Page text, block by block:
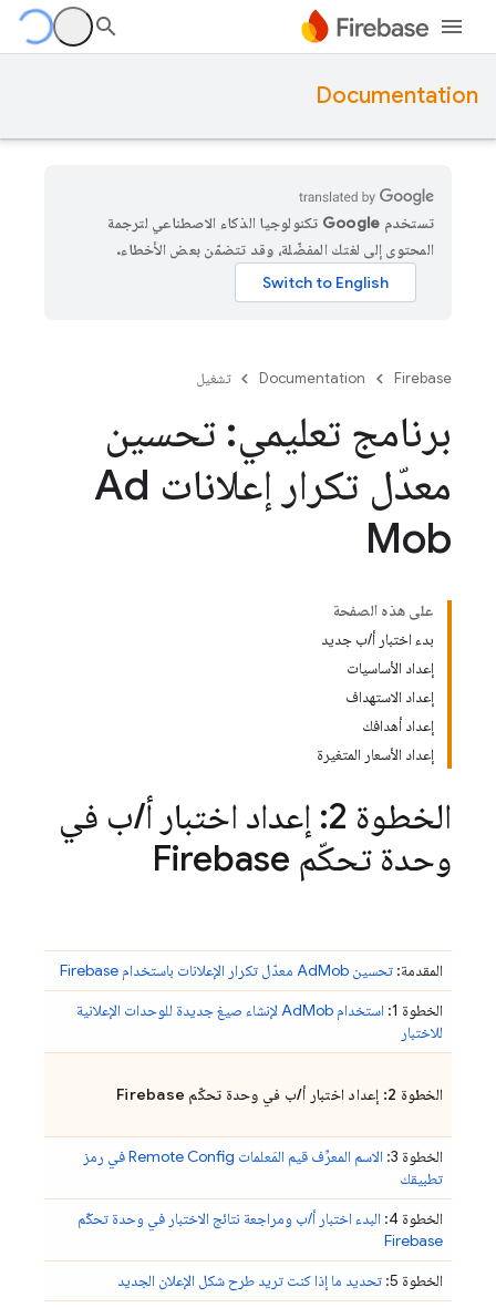
Documentation
تستخدم Google تكنولوجيا الذكاء الاصطناعي لترجمة
المحتوى إلى لغتك المفضّلة، وقد تتضمّن بعض الأخطاء.
Firebase
Documentation تشغيل
برنامج تعليمي: تحسين
معدّل تكرار إعلانات Ad
Mob
على هذه الصفحة
بدء اختبار أ/ب جديد
إعداد الأساسيات
إعداد الاستهداف
إعداد أهدافك
إعداد الأسعار المتغيرة
الخطوة 2: إعداد اختبار أ /ب في
وحدة تحكّم Firebase
المقدمة: تحسين AdMob معدّل تكرار الإعلانات باستخدام Firebase
الخطوة 1:
استخدام AdMob لإنشاء صيغ جديدة للوحدات الإعلانية
للاختبار
الخطوة 2: إعداد اختبار أ/ب في وحدة تحكّم Firebase
الخطوة 3: الاسم المعرِّف قيم المَعلمات Remote Configفي رمز
تطبيقك
الخطوة 4:
البدء اختبار أ/ب ومراجعة نتائج الاختبار في وحدة تحكّم
Firebase
الخطوة 5:
تحديد ما إذا كنت تريد طرح شكل الإعلان الجديد